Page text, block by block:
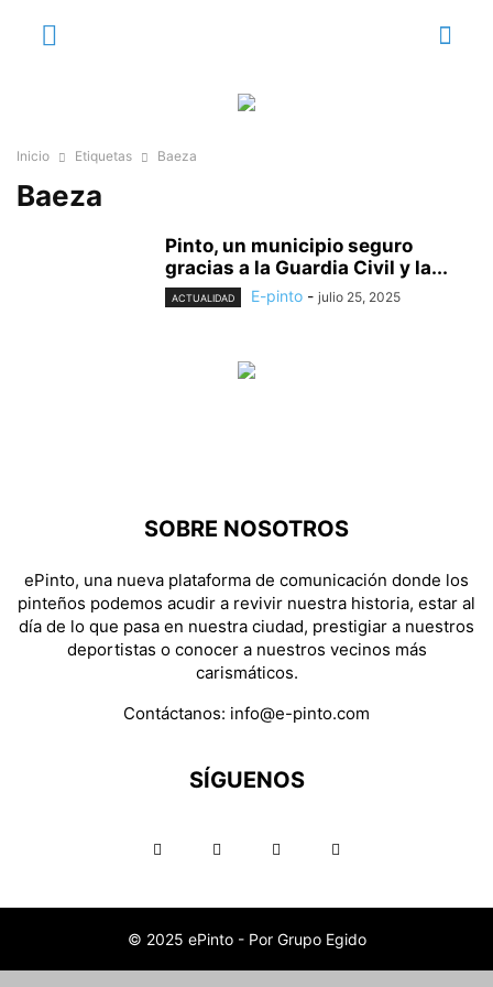
Inicio Etiquetas Baeza
Baeza
Pinto, un municipio seguro
gracias a la Guardia Civil y la...
ACTUALIDAD E-pinto - julio 25, 2025
SOBRE NOSOTROS
ePinto, una nueva plataforma de comunicación donde los
pinteños podemos acudir a revivir nuestra historia, estar al
día de lo que pasa en nuestra ciudad, prestigiar a nuestros
deportistas o conocer a nuestros vecinos más
carismáticos.
Contáctanos: info@e-pinto.com
SÍGUENOS
© 2025 ePinto - Por Grupo Egido